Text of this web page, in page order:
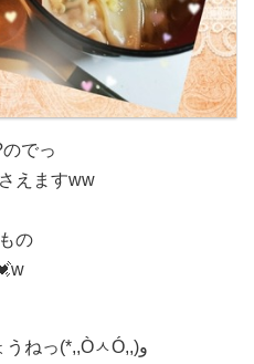
でっ
えますww
の
みなさまお仕事頑張りましょうねっ(*,,ÒㅅÓ,,)و